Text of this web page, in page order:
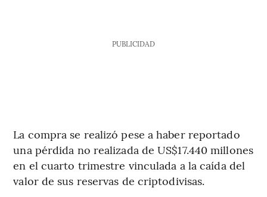
PUBLICIDAD
La compra se realizó pese a haber reportado
una pérdida no realizada de US$17.440 millones
en el cuarto trimestre vinculada a la caída del
valor de sus reservas de criptodivisas.